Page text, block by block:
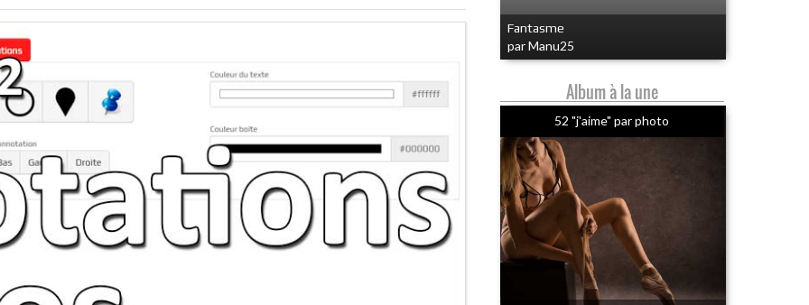
Fantasme
par Manu25
Album à la une
52 "j'aime" par photo